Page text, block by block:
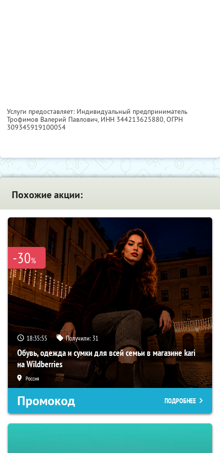
Услуги предоставляет: Индивидуальный предприниматель
Трофимов Валерий Павлович, ИНН 344213625880, ОГРН
309345919100054
Похожие акции:
-30%
18:35:54 Получили: 31
Обувь, одежда и сумки для всей семьи в магазине kari
на Wildberries
Россия
Промокод ПОДРОБНЕЕ